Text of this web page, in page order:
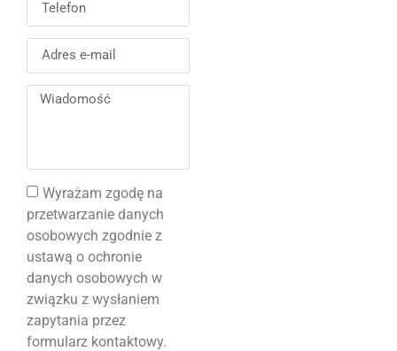
Wyrażam zgodę na
przetwarzanie danych
osobowych zgodnie z
ustawą o ochronie
danych osobowych w
związku z wysłaniem
zapytania przez
formularz kontaktowy.